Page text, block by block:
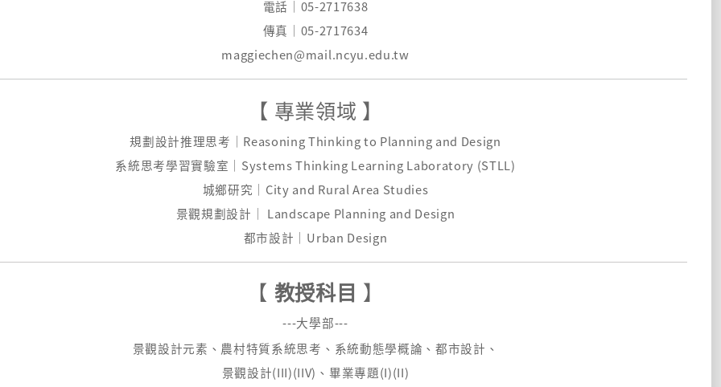
電話｜05-2717638
傳真｜05-2717634
maggiechen@mail.ncyu.edu.tw
【 專業領域 】
規劃設計推理思考 ｜ Reasoning Thinking to Planning and Design
系統思考學習實驗室 ｜ Systems Thinking Learning Laboratory (STLL)
城鄉研究 ｜ City and Rural Area Studies
景觀規劃設計 ｜ Landscape Planning and Design
都市設計 ｜ Urban Design
【 教授科目 】
---大學部---
景觀設計元素、 農村特質系統思考、系統動態學概論、 都市設計、
景觀設計(III)(IIV)、 畢業專題(I)(II)